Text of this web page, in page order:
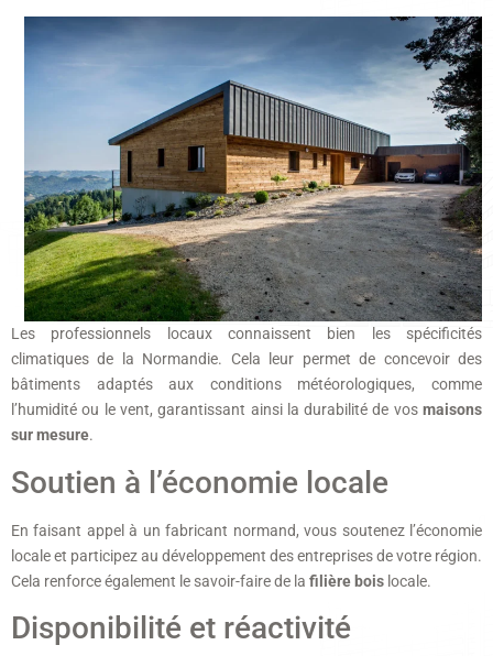
Les professionnels locaux connaissent bien les spécificités
climatiques de la Normandie. Cela leur permet de concevoir des
bâtiments adaptés aux conditions météorologiques, comme
l’humidité ou le vent, garantissant ainsi la durabilité de vos maisons
sur mesure.
Soutien à l’économie locale
En faisant appel à un fabricant normand, vous soutenez l’économie
locale et participez au développement des entreprises de votre région.
Cela renforce également le savoir-faire de la filière bois locale.
Disponibilité et réactivité